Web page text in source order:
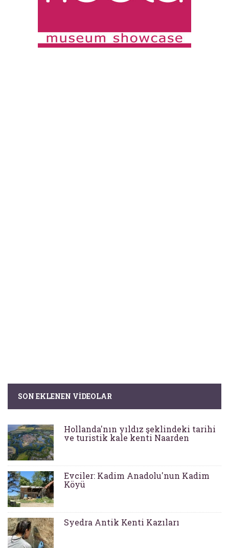
SON EKLENEN VIDEOLAR
Hollanda'nın yıldız şeklindeki tarihi
ve turistik kale kenti Naarden
Evciler: Kadim Anadolu'nun Kadim
Köyü
Syedra Antik Kenti Kazıları